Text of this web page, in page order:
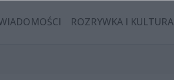
ROZRYWKA I KULTURA